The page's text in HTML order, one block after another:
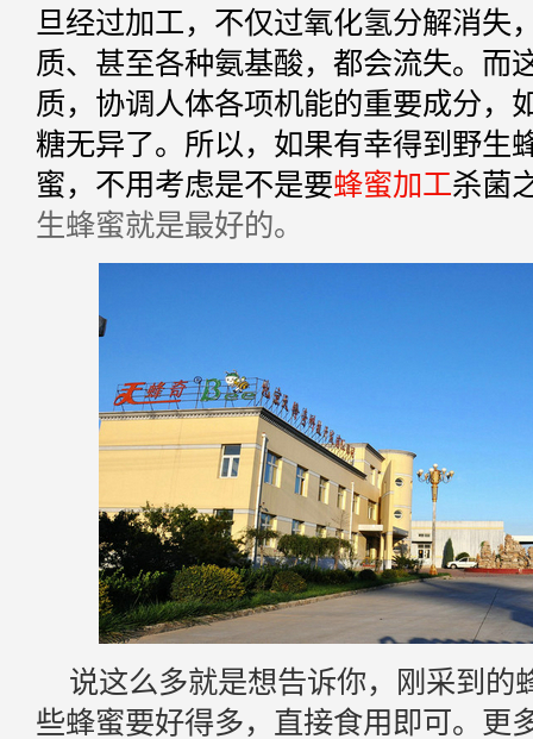
旦经过加工，不仅过氧化氢分解消失
质、甚至各种氨基酸，都会流失。而
质，协调人体各项机能的重要成分，
糖无异了。 所以，如果有幸得到野生
蜜，不用考虑是不是要蜂蜜加工杀菌
生蜂蜜就是最好的。
说这么多就是想告诉你，刚采到的
些蜂蜜要好得多，直接食用即可。更